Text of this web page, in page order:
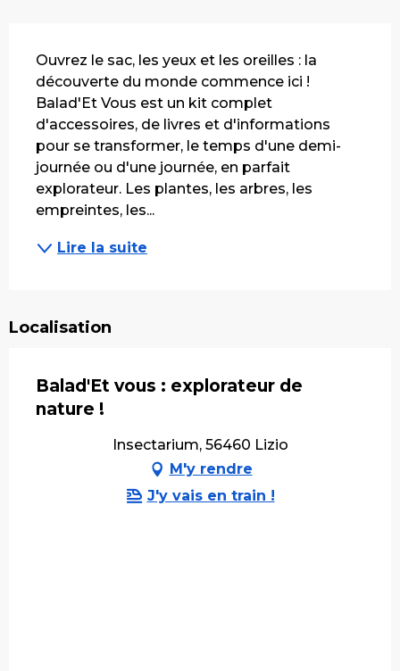
Ouvrez le sac, les yeux et les oreilles : la
découverte du monde commence ici !
Balad'Et Vous est un kit complet
d'accessoires, de livres et d'informations
pour se transformer, le temps d'une demi-
journée ou d'une journée, en parfait
explorateur. Les plantes, les arbres, les
empreintes, les...
Lire la suite
Localisation
Balad'Et vous : explorateur de
nature !
Insectarium, 56460 Lizio
M'y rendre
J'y vais en train !